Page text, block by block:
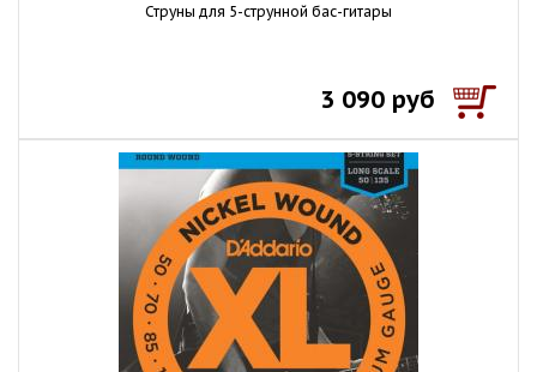
Струны для 5-струнной бас-гитары
3 090 руб